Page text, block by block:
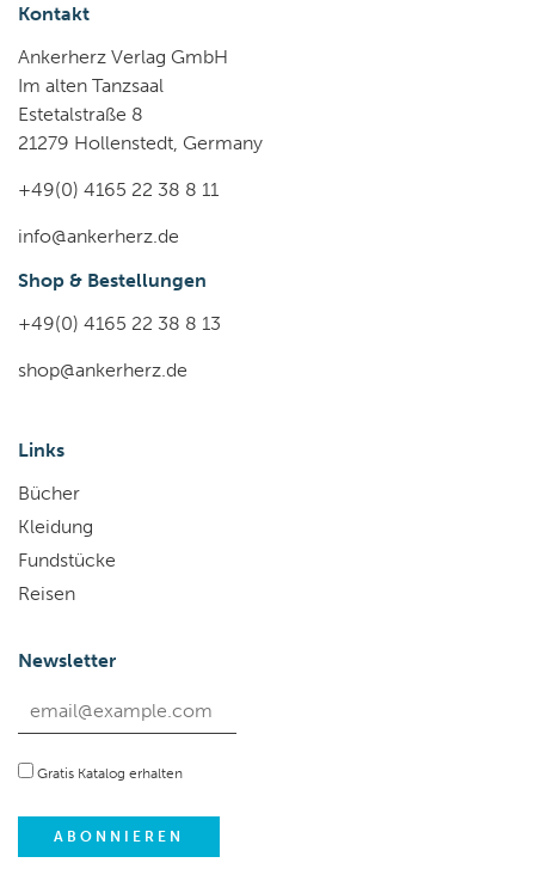
Kontakt
Ankerherz Verlag GmbH
Im alten Tanzsaal
Estetalstraße 8
21279 Hollenstedt, Germany
+49(0) 4165 22 38 8 11
info@ankerherz.de
Shop & Bestellungen
+49(0) 4165 22 38 8 13
shop@ankerherz.de
Links
Bücher
Kleidung
Fundstücke
Reisen
Newsletter
Gratis Katalog erhalten